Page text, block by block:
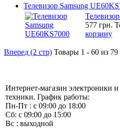
Телевизор Samsung
577 грн.
корзину
Вперед (2 стр) Товары 1 - 60 из 79
Интернет-магазин электроники
техники. График работы:
Пн-Пт : с 09:00 до 18:00
Сб: с 09:00 до 15:00
Вс : выходной